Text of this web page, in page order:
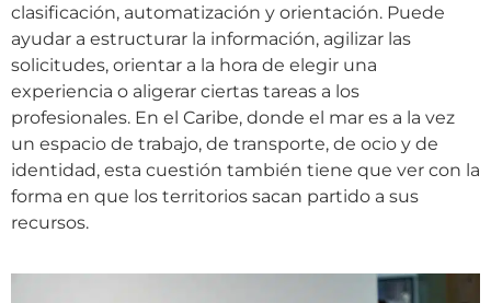
clasificación, automatización y orientación. Puede
ayudar a estructurar la información, agilizar las
solicitudes, orientar a la hora de elegir una
experiencia o aligerar ciertas tareas a los
profesionales. En el Caribe, donde el mar es a la vez
un espacio de trabajo, de transporte, de ocio y de
identidad, esta cuestión también tiene que ver con la
forma en que los territorios sacan partido a sus
recursos.